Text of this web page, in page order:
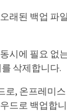
래된 백업 파
시에 필요 없
삭제합니다.
로, 온프레미
드로 백업합